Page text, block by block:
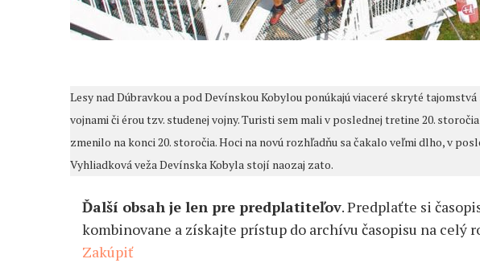
Lesy nad Dúbravkou a pod Devínskou Kobylou ponúkajú viaceré skryté
vojnami či érou tzv. studenej vojny. Turisti sem mali v poslednej tretine 20.
zmenilo na konci 20. storočia. Hoci na novú rozhľadňu sa čakalo veľmi dlho, v
Vyhliadková veža Devínska Kobyla stojí naozaj zato.
Ďalší obsah je len pre predplatiteľov. Predplaťte si
kombinovane a získajte prístup do archívu časopisu na celý
Zakúpiť